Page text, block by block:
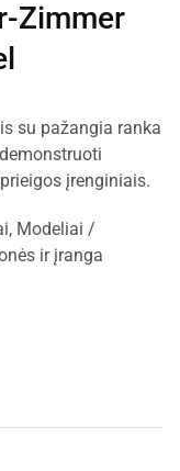
Zimmer
su pažangia ranka
įrenginiais.
, Modeliai /
ir įranga